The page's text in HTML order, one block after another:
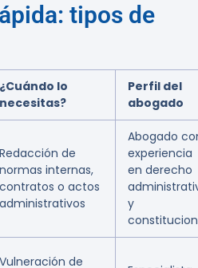
tipos de
¿Cuándo lo
necesitas?
Perfil del
abogado
Redacción de
normas internas,
contratos o actos
administrativos
Abogado
experiencia
en derecho
y
Vulneración de